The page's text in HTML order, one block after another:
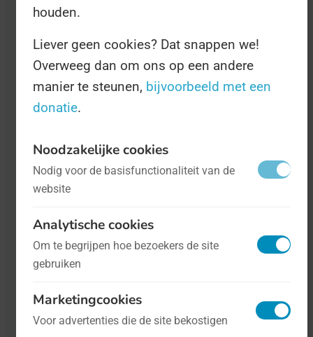
Dag van de Energiegemeenschap - op
26 mei
De energietransitie is in rap tempo bezig
een van de ingewikkeldste vraagstukken
dan ook naarstig naar een oplossing,
maar de belangen zijn groot en de
houden.
Liever geen cookies? Dat snappen we!
Overweeg dan om ons op een andere
manier te steunen, bijvoorbeeld met een
donatie.
Noodzakelijke cookies
Nodig voor de basisfunctionaliteit van de
website
Analytische cookies
Om te begrijpen hoe bezoekers de site
gebruiken
Marketingcookies
Voor advertenties die de site bekostigen